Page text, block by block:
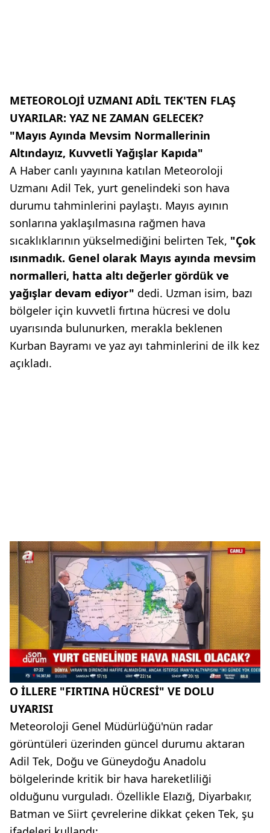
METEOROLOJİ UZMANI ADİL TEK'TEN FLAŞ
UYARILAR: YAZ NE ZAMAN GELECEK?
"Mayıs Ayında Mevsim Normallerinin
Altındayız, Kuvvetli Yağışlar Kapıda"
A Haber canlı yayınına katılan Meteoroloji
Uzmanı Adil Tek, yurt genelindeki son hava
durumu tahminlerini paylaştı. Mayıs ayının
sonlarına yaklaşılmasına rağmen hava
sıcaklıklarının yükselmediğini belirten Tek, "Çok
ısınmadık. Genel olarak Mayıs ayında mevsim
normalleri, hatta altı değerler gördük ve
yağışlar devam ediyor" dedi. Uzman isim, bazı
bölgeler için kuvvetli fırtına hücresi ve dolu
uyarısında bulunurken, merakla beklenen
Kurban Bayramı ve yaz ayı tahminlerini de ilk kez
açıkladı.
O İLLERE "FIRTINA HÜCRESİ" VE DOLU
UYARISI
Meteoroloji Genel Müdürlüğü'nün radar
görüntüleri üzerinden güncel durumu aktaran
Adil Tek, Doğu ve Güneydoğu Anadolu
bölgelerinde kritik bir hava hareketliliği
olduğunu vurguladı. Özellikle Elazığ, Diyarbakır,
Batman ve Siirt çevrelerine dikkat çeken Tek, şu